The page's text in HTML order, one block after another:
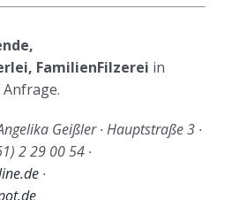
FamilienFilzerei in
Geißler ∙ Hauptstraße 3 ∙
2 29 00 54 ∙
∙